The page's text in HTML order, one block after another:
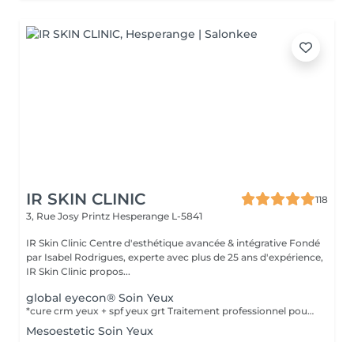
IR SKIN CLINIC
118
3, Rue Josy Printz Hesperange L-5841
IR Skin Clinic Centre d'esthétique avancée & intégrative Fondé
par Isabel Rodrigues, experte avec plus de 25 ans d'expérience,
IR Skin Clinic propos...
global eyecon® Soin Yeux
*cure crm yeux + spf yeux grt Traitement professionnel pour corriger les multiples imperfections du contour oculaire. Traitement GLOBAL pour combattre les multiples imperfections de la zone péri oculaire. Protocole combiné de différentes catégories de produit : peeling + solution transépidermique. Efficacité thérapeutique maximale et protocole très faiblement invasif. Produits spécifiquement développés pour cette zone avec une excellente tolérance dermique et oculaire, testés sous contrôle dermatologique et ophtalmologique. Pour atténuer les rides et lignes d'expression, poches et cernes, et à l'affaissement de la paupière supérieure. Durée: 30 min, en cure de 6 soins à raison d'un soin par semaine.
Mesoestetic Soin Yeux